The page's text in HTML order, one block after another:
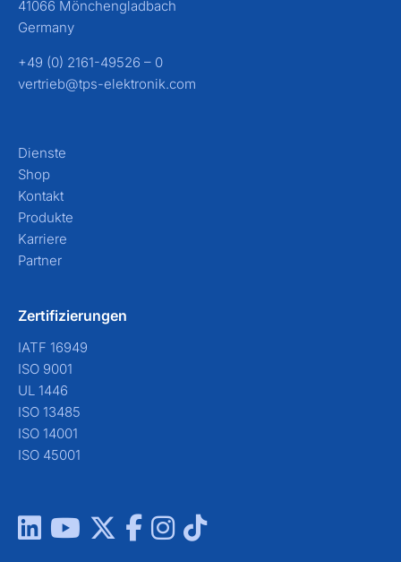
41066 Mönchengladbach
Germany
+49 (0) 2161-49526 – 0
vertrieb@tps-elektronik.com
Dienste
Shop
Kontakt
Produkte
Karriere
Partner
Zertifizierungen
IATF 16949
ISO 9001
UL 1446
ISO 13485
ISO 14001
ISO 45001